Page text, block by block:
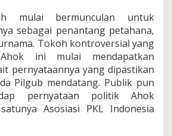
h
A
h
o
k
D
P
i
mulai bermunculan untuk
sebagai penantang petahana,
Tokoh kontroversial yang
ini mulai mendapatkan
pernyataannya yang dipastikan
Pilgub mendatang. Publik pun
pernyataan politik Ahok
Asosiasi PKL Indonesia